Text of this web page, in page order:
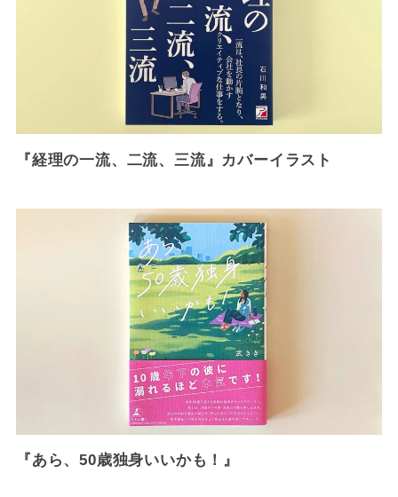
『経理の一流、二流、三流』カバーイラスト
『あら、50歳独身いいかも！』